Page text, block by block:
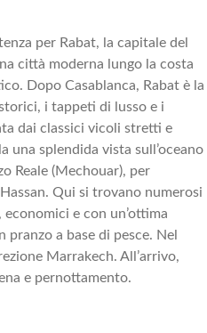
per Rabat, la capitale del
città moderna lungo la costa
Dopo Casablanca, Rabat è la
i tappeti di lusso e i
dai classici vicoli stretti e
una splendida vista sull’oceano
Reale (Mechouar), per
Qui si trovano numerosi
e con un’ottima
a base di pesce. Nel
Marrakech. All’arrivo,
e pernottamento.